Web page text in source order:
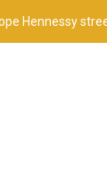
Hennessy